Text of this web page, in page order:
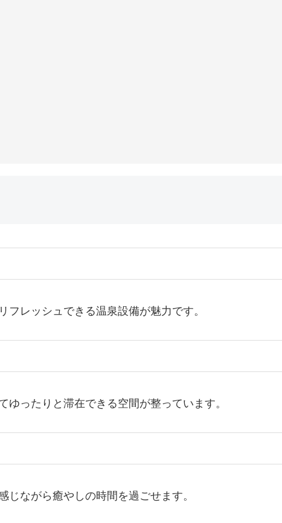
レッシュできる温泉設備が魅力です。
ったりと滞在できる空間が整っています。
ながら癒やしの時間を過ごせます。